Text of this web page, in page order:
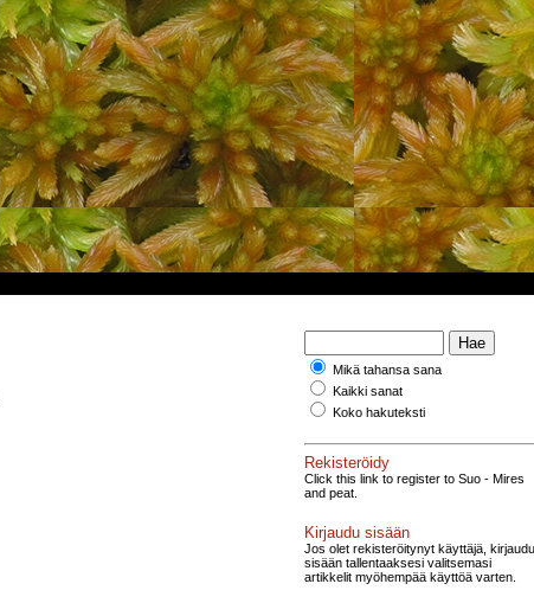
Mikä tahansa sana
Kaikki sanat
Koko hakuteksti
Rekisteröidy
Click this link to register to Suo - Mires
and peat.
Kirjaudu sisään
Jos olet rekisteröitynyt käyttäjä, kirjaudu
sisään tallentaaksesi valitsemasi
artikkelit myöhempää käyttöä varten.